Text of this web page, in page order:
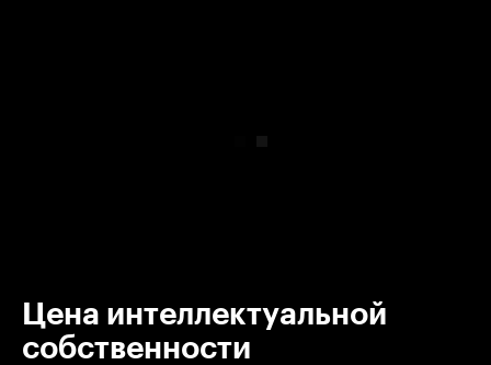
Цена интеллектуальной
собственности